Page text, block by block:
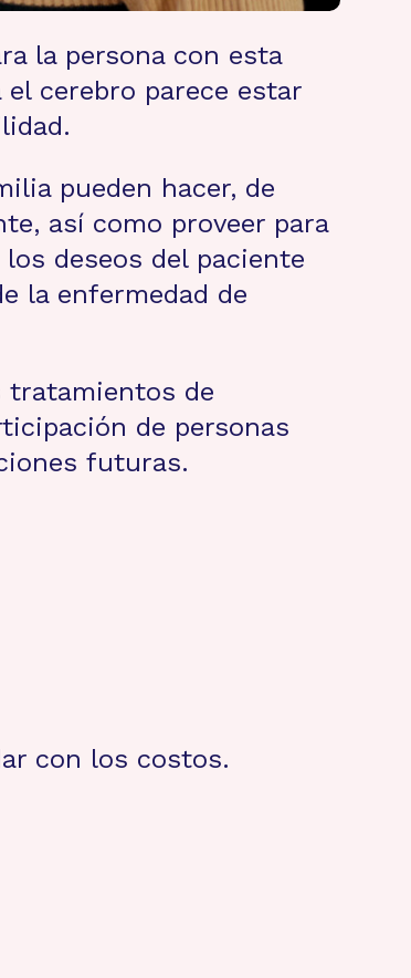
la persona con esta
cerebro parece estar
pueden hacer, de
así como proveer para
deseos del paciente
la enfermedad de
tratamientos de
de personas
futuras.
con los costos.